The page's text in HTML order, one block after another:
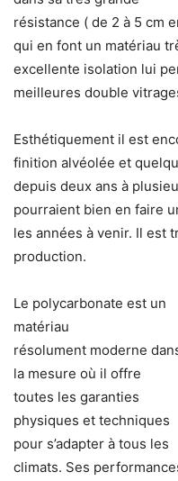
résistance ( de 2 à 5 cm
qui en font un matériau
excellente isolation lui
meilleures double
Esthétiquement il ​est
finition alvéolée et
depuis deux ans à
pourraient bien en faire
les années à venir. Il est
production.
Le polycarbonate est un ​
matériau
résolument moderne
la mesure où il offre
toutes les garanties
physiques et techniques
pour s’adapter à tous les
climats. Ses